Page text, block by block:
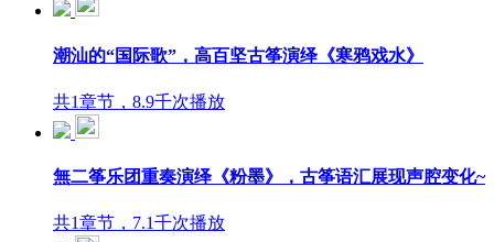
潮汕的“国际歌”，高百坚古筝演绎《寒鸦戏水》
共1章节，8.9千次播放
無二筝乐团重奏演绎《粉墨》，古筝语汇展现声腔变化~
共1章节，7.1千次播放